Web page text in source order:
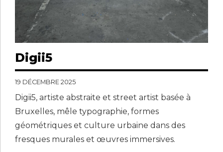
Digii5
19 DÉCEMBRE 2025
Digii5, artiste abstraite et street artist basée à
Bruxelles, mêle typographie, formes
géométriques et culture urbaine dans des
fresques murales et œuvres immersives.